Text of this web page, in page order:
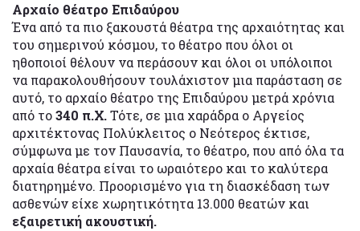
Αρχαίο θέατρο Επιδαύρου
Ένα από τα πιο ξακουστά θέατρα της αρχαιότητας και
του σημερινού κόσμου, το θέατρο που όλοι οι
ηθοποιοί θέλουν να περάσουν και όλοι οι υπόλοιποι
να παρακολουθήσουν τουλάχιστον μια παράσταση σε
αυτό, το αρχαίο θέατρο της Επιδαύρου μετρά χρόνια
από το340 π.Χ.Τότε, σε μια χαράδρα ο Αργείος
αρχιτέκτονας Πολύκλειτος ο Νεότερος έκτισε,
σύμφωνα με τον Παυσανία, το θέατρο, που από όλα τα
αρχαία θέατρα είναι το ωραιότερο και το καλύτερα
διατηρημένο. Προορισμένο για τη διασκέδαση των
ασθενών είχε χωρητικότητα 13.000 θεατών και
εξαιρετική ακουστική.